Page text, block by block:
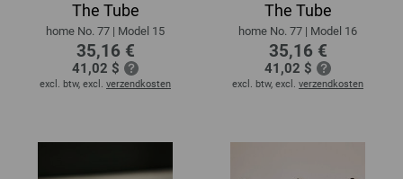
The Tube
home No. 77 | Model 15
35,16 €
41,02 $
excl. btw, excl. verzendkosten
The Tube
home No. 77 | Model 16
35,16 €
41,02 $
excl. btw, excl. verzendkosten